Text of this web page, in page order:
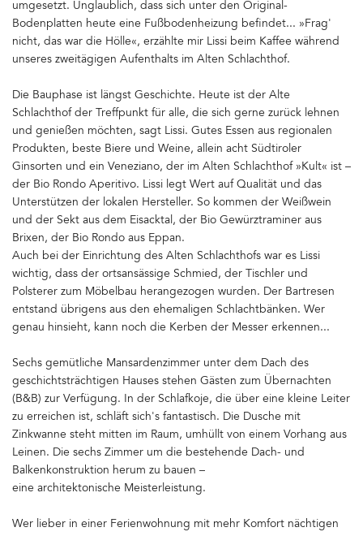
umgesetzt. Unglaublich, dass sich unter den Original-
Bodenplatten heute eine Fußbodenheizung befindet... »Frag'
nicht, das war die Hölle«, erzählte mir Lissi beim Kaffee während
unseres zweitägigen Aufenthalts im Alten Schlachthof.
Die Bauphase ist längst Geschichte. Heute ist der Alte
Schlachthof der Treffpunkt für alle, die sich gerne zurück lehnen
und genießen möchten, sagt Lissi. Gutes Essen aus regionalen
Produkten, beste Biere und Weine, allein acht Südtiroler
Ginsorten und ein Veneziano, der im Alten Schlachthof »Kult« ist –
der Bio Rondo Aperitivo. Lissi legt Wert auf Qualität und das
Unterstützen der lokalen Hersteller. So kommen der Weißwein
und der Sekt aus dem Eisacktal, der Bio Gewürztraminer aus
Brixen, der Bio Rondo aus Eppan.
Auch bei der Einrichtung des Alten Schlachthofs war es Lissi
wichtig, dass der ortsansässige Schmied, der Tischler und
Polsterer zum Möbelbau herangezogen wurden. Der Bartresen
entstand übrigens aus den ehemaligen Schlachtbänken. Wer
genau hinsieht, kann noch die Kerben der Messer erkennen...
Sechs gemütliche Mansardenzimmer unter dem Dach des
geschichtsträchtigen Hauses stehen Gästen zum Übernachten
(B&B) zur Verfügung. In der Schlafkoje, die über eine kleine Leiter
zu erreichen ist, schläft sich's fantastisch. Die Dusche mit
Zinkwanne steht mitten im Raum, umhüllt von einem Vorhang aus
Leinen. Die sechs Zimmer um die bestehende Dach- und
Balkenkonstruktion herum zu bauen –
eine architektonische Meisterleistung.
Wer lieber in einer Ferienwohnung mit mehr Komfort nächtigen